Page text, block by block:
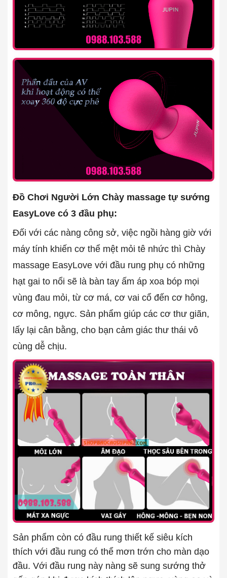
Đồ Chơi Người Lớn Chày massage tự sướng
EasyLove có 3 đầu phụ:
Đối với các nàng công sở, việc ngồi hàng giờ với
máy tính khiến cơ thể mệt mỏi tê nhức thì Chày
massage EasyLove với đầu rung phụ có những
hạt gai to nổi sẽ là bàn tay ấm áp xoa bóp mọi
vùng đau mỏi, từ cơ má, cơ vai cổ đến cơ hông,
cơ mông, ngực. Sản phẩm giúp các cơ thư giãn,
lấy lại cân bằng, cho bạn cảm giác thư thái vô
cùng dễ chịu.
Sản phẩm còn có đầu rung thiết kế siêu kích
thích với đầu rung có thể mơn trớn cho màn dạo
đầu. Với đầu rung này nàng sẽ sung sướng thở